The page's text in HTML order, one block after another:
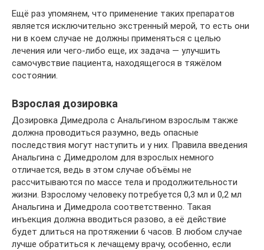
Ещё раз упомянем, что применение таких препаратов
является исключительно экстренный мерой, то есть они
ни в коем случае не должны применяться с целью
лечения или чего-либо еще, их задача — улучшить
самочувствие пациента, находящегося в тяжёлом
состоянии.
Взрослая дозировка
Дозировка Димедрола с Анальгином взрослым также
должна проводиться разумно, ведь опасные
последствия могут наступить и у них. Правила введения
Анальгина с Димедролом для взрослых немного
отличается, ведь в этом случае объёмы не
рассчитываются по массе тела и продолжительности
жизни. Взрослому человеку потребуется 0,3 мл и 0,2 мл
Анальгина и Димедрола соответственно. Такая
инъекция должна вводиться разово, а её действие
будет длиться на протяжении 6 часов. В любом случае
лучше обратиться к лечащему врачу, особенно, если